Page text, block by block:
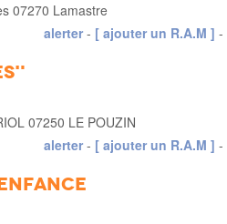
07270 Lamastre
alerter - [ ajouter un R.A.M ] -
07250 LE POUZIN
alerter - [ ajouter un R.A.M ] -